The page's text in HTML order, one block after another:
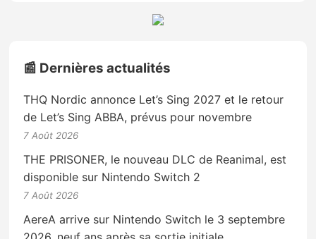
📰 Dernières actualités
THQ Nordic annonce Let’s Sing 2027 et le retour
de Let’s Sing ABBA, prévus pour novembre
7 Août 2026
THE PRISONER, le nouveau DLC de Reanimal, est
disponible sur Nintendo Switch 2
7 Août 2026
AereA arrive sur Nintendo Switch le 3 septembre